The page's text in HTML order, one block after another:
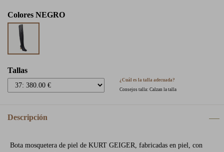
Colores NEGRO
Tallas
¿Cuál es la talla adecuada?
Consejos talla: Calzan la talla
Descripción
Bota mosquetera de piel de KURT GEIGER, fabricadas en piel, con